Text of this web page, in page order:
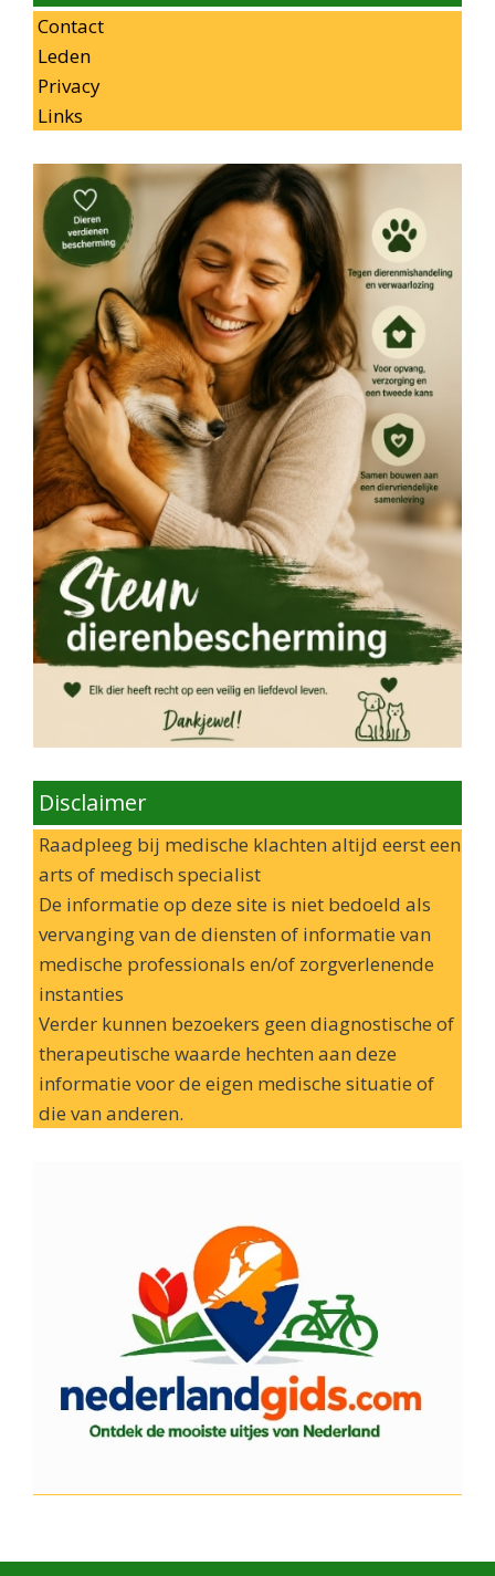
Contact
Leden
Privacy
Links
Disclaimer
Raadpleeg bij medische klachten altijd eerst een
arts of medisch specialist
De informatie op deze site is niet bedoeld als
vervanging van de diensten of informatie van
medische professionals en/of zorgverlenende
instanties
Verder kunnen bezoekers geen diagnostische of
therapeutische waarde hechten aan deze
informatie voor de eigen medische situatie of
die van anderen.